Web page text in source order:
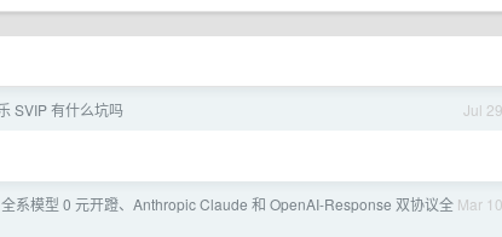
Jul 29
SVIP 有什么坑吗
Mar 10
系模型 0 元开蹬、Anthropic Claude 和 OpenAI-Response 双协议全